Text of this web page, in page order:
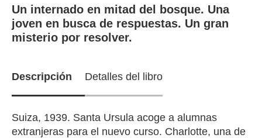
Un internado en mitad del bosque. Una
joven en busca de respuestas. Un gran
misterio por resolver.
Descripción Detalles del libro
Suiza, 1939. Santa Ursula acoge a alumnas
extranjeras para el nuevo curso. Charlotte, una de